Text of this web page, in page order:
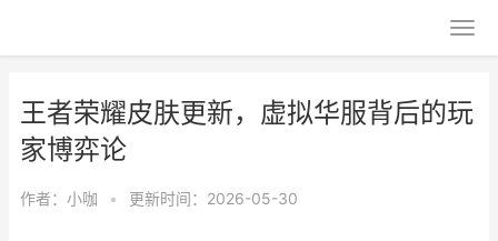
王者荣耀皮肤更新，虚拟华服背后的玩
家博弈论
作者： 小咖 • 更新时间：2026-05-30